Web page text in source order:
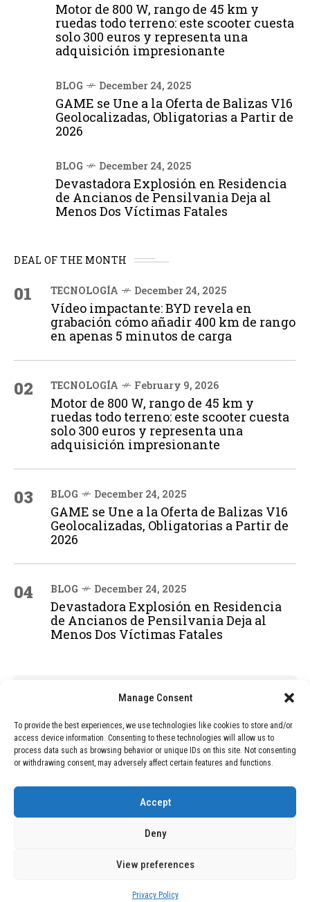
Manage Consent
To provide the best experiences, we use technologies like cookies to store and/or
access device information. Consenting to these technologies will allow us to
process data such as browsing behavior or unique IDs on this site. Not consenting
or withdrawing consent, may adversely affect certain features and functions.
Accept
Deny
View preferences
Privacy Policy
Motor de 800 W, rango de 45 km y
ruedas todo terreno: este scooter cuesta
solo 300 euros y representa una
adquisición impresionante
BLOG December 24, 2025
GAME se Une a la Oferta de Balizas V16
Geolocalizadas, Obligatorias a Partir de
2026
BLOG December 24, 2025
Devastadora Explosión en Residencia
de Ancianos de Pensilvania Deja al
Menos Dos Víctimas Fatales
DEAL OF THE MONTH
01 TECNOLOGÍA December 24, 2025
Vídeo impactante: BYD revela en
grabación cómo añadir 400 km de rango
en apenas 5 minutos de carga
02 TECNOLOGÍA February 9, 2026
Motor de 800 W, rango de 45 km y
ruedas todo terreno: este scooter cuesta
solo 300 euros y representa una
adquisición impresionante
03 BLOG December 24, 2025
GAME se Une a la Oferta de Balizas V16
Geolocalizadas, Obligatorias a Partir de
2026
04 BLOG December 24, 2025
Devastadora Explosión en Residencia
de Ancianos de Pensilvania Deja al
Menos Dos Víctimas Fatales